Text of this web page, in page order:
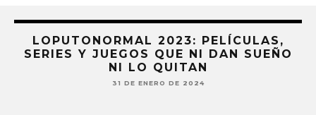
LOPUTONORMAL 2023: PELÍCULAS,
SERIES Y JUEGOS QUE NI DAN SUEÑO
NI LO QUITAN
31 DE ENERO DE 2024